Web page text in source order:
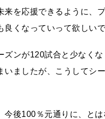
来を応援できるように、
良くなっていって欲しい
ズンが120試合と少なく
いましたが、こうしてシ
今後100％元通りに、と